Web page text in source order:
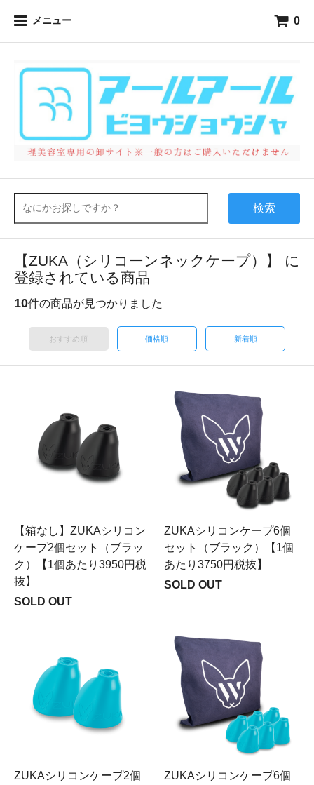
メニュー 0
検索
【ZUKA（シリコーンネックケープ）】 に
登録されている商品
10件の商品が見つかりました
おすすめ順 価格順 新着順
【箱なし】ZUKAシリコン
ケープ2個セット（ブラッ
ク）【1個あたり3950円税
抜】
SOLD OUT
ZUKAシリコンケープ6個
セット（ブラック）【1個
あたり3750円税抜】
SOLD OUT
ZUKAシリコンケープ2個
ZUKAシリコンケープ6個